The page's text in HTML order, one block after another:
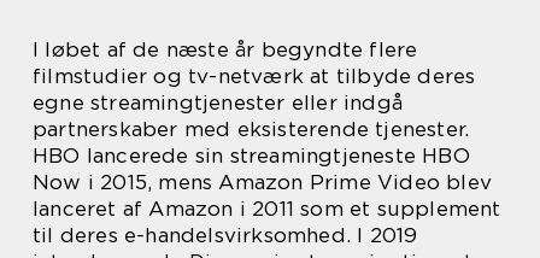
I løbet af de næste år begyndte flere
filmstudier og tv-netværk at tilbyde deres
egne streamingtjenester eller indgå
partnerskaber med eksisterende tjenester.
HBO lancerede sin streamingtjeneste HBO
Now i 2015, mens Amazon Prime Video blev
lanceret af Amazon i 2011 som et supplement
til deres e-handelsvirksomhed. I 2019